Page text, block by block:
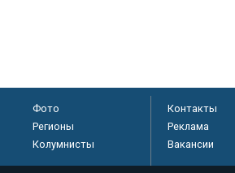
Фото
Регионы
Колумнисты
Контакты
Реклама
Вакансии